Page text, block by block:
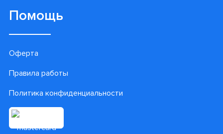
Помощь
Оферта
Правила работы
Политика конфиденциальности